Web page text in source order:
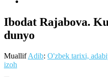
Ibodat Rajabova.
dunyo
MuallifAdib: O'zbek tarixi,
izoh